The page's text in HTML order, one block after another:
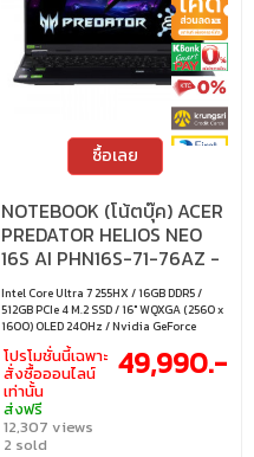
ซื้อเลย
NOTEBOOK (โน้ตบุ๊ค) ACER
PREDATOR HELIOS NEO
16S AI PHN16S-71-76AZ -
ABYSSAL BLACK
Intel Core Ultra 7 255HX / 16GB DDR5 /
512GB PCIe 4 M.2 SSD / 16" WQXGA (2560 x
1600) OLED 240Hz / Nvidia GeForce
RTX5050 8GB GDDR7 / Windows 11 Home
โปรโมชั่นนี้เฉพาะ
สั่งซื้อออนไลน์
เท่านั้น
ส่งฟรี
12,307 views
2 sold
49,990.-